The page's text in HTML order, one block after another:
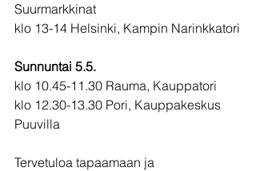
Suurmarkkinat
klo 13-14 Helsinki, Kampin Narinkkatori
Sunnuntai 5.5.
klo 10.45-11.30 Rauma, Kauppatori
klo 12.30-13.30 Pori, Kauppakeskus
Puuvilla
Tervetuloa tapaamaan ja